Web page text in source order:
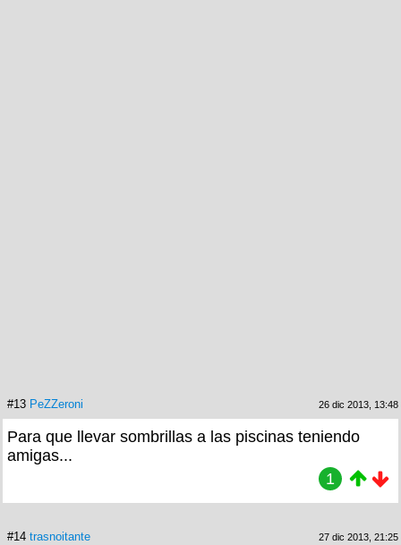
#13 PeZZeroni 26 dic 2013, 13:48
Para que llevar sombrillas a las piscinas teniendo
amigas...
1
#14 trasnoitante 27 dic 2013, 21:25